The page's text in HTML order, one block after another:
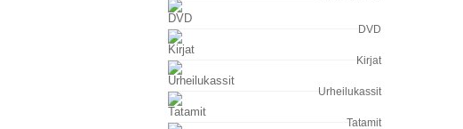
DVD
Kirjat
Urheilukassit
Tatamit